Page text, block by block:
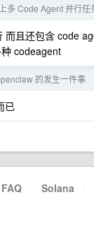
多 Code Agent 并行任
且还包含 code
codeagent
的发生一件事
已
FAQ · Solana ·